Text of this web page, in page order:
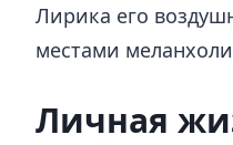
Лирика его
местами
Личная